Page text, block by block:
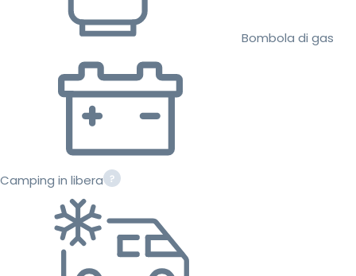
Bombola di gas
Camping in libera